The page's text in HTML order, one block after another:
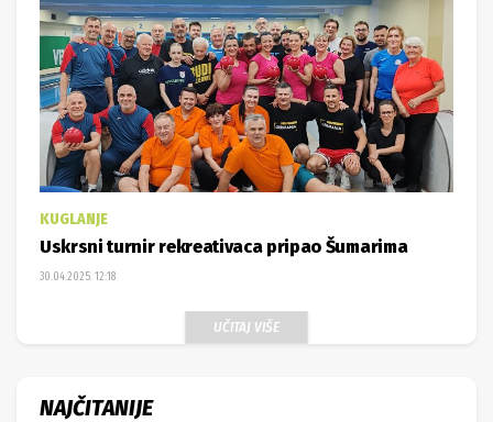
KUGLANJE
Uskrsni turnir rekreativaca pripao Šumarima
30.04.2025. 12:18
UČITAJ VIŠE
NAJČITANIJE